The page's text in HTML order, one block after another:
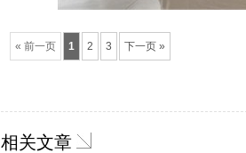
« 前一页 1 2 3 下一页 »
相关文章